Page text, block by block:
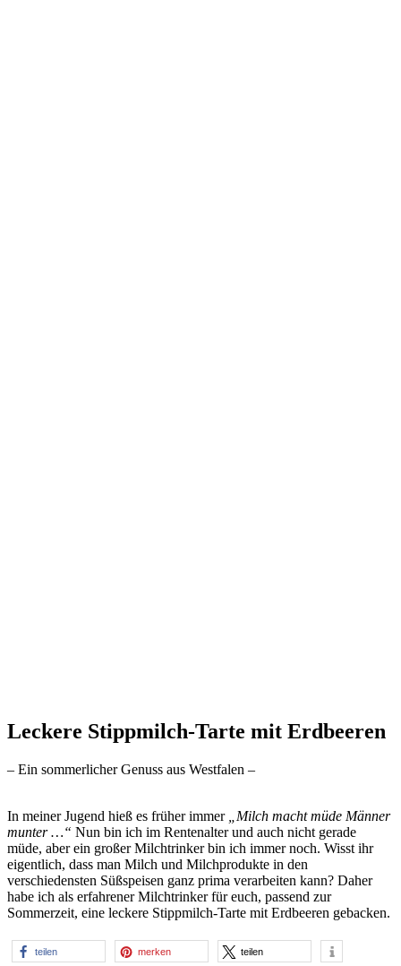
Leckere Stippmilch-Tarte mit Erdbeeren
– Ein sommerlicher Genuss aus Westfalen –
In meiner Jugend hieß es früher immer
„Milch macht müde Männer
munter …“ Nun bin ich im Rentenalter und auch nicht gerade
müde, aber ein großer Milchtrinker bin ich immer noch. Wisst ihr
eigentlich, dass man Milch und Milchprodukte in den
verschiedensten Süßspeisen ganz prima verarbeiten kann? Daher
habe ich als erfahrener Milchtrinker für euch, passend zur
Sommerzeit, eine leckere Stippmilch-Tarte mit Erdbeeren gebacken.
teilen merken teilen